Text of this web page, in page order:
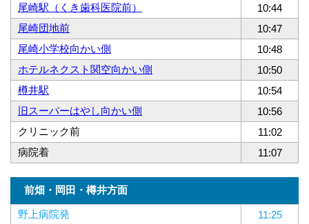
尾崎駅（くき歯科医院前）
10:44
尾崎団地前
10:47
尾崎小学校向かい側
10:48
ホテルネクスト関空向かい側
10:50
樽井駅
10:54
旧スーパーはやし向かい側
10:56
クリニック前
11:02
病院着
11:07
前畑・岡田・樽井方面
野上病院発
11:25